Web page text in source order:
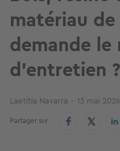
matériau
demande le
d'entretien ?
Laetitia Navarra 13 mai 2026
Partager sur